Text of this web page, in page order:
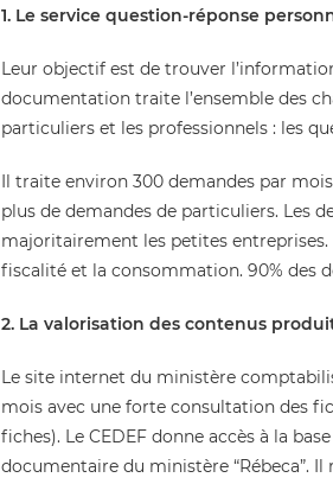
1. Le service question-réponse
Leur objectif est de trouver
documentation traite l’ensemble des
particuliers et les professionnels : les
Il traite environ 300 demandes par
plus de demandes de particuliers. Les
majoritairement les petites
fiscalité et la consommation. 90% des
2. La valorisation des contenus
Le site internet du ministère
mois avec une forte consultation des
fiches). Le CEDEF donne accès à la
documentaire du ministère “Rébeca”.